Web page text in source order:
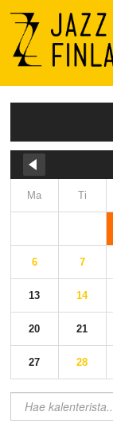
Menu
Ma Ti
6 7
13 14
20 21
27 28